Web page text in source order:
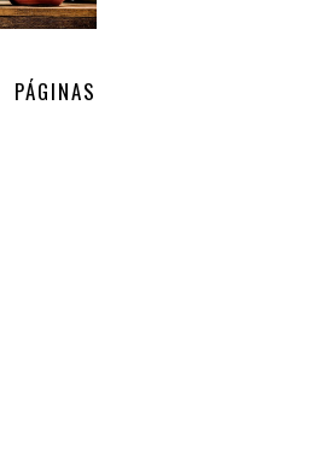
PÁGINAS